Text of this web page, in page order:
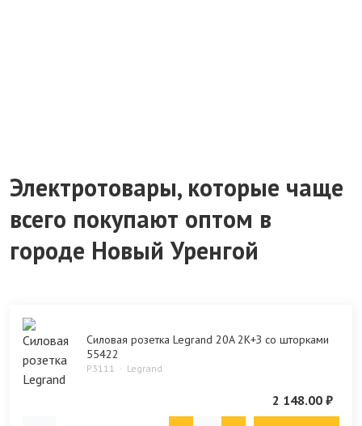
Электротовары, которые чаще
всего покупают оптом в
городе Новый Уренгой
Силовая розетка Legrand 20A 2К+З со шторками
55422
P3111 Legrand
2 148.00 ₽